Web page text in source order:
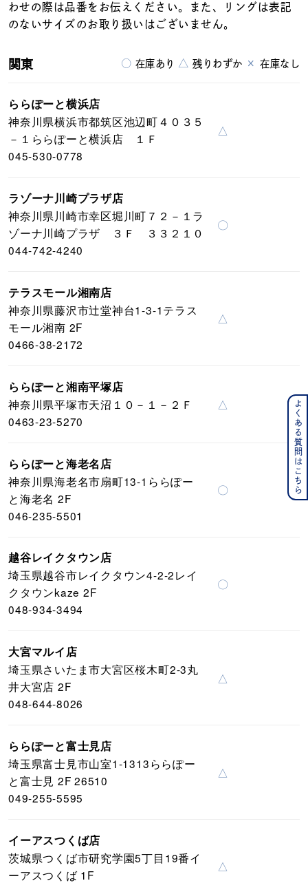
わせの際は品番をお伝えください。また、リングは表記
のないサイズのお取り扱いはございません。
○ 在庫あり △ 残りわずか × 在庫なし
関東
ららぽーと横浜店
神奈川県横浜市都筑区池辺町４０３５
－１ららぽーと横浜店 １Ｆ
045-530-0778
△
ラゾーナ川崎プラザ店
神奈川県川崎市幸区堀川町７２－１ラ
ゾーナ川崎プラザ ３Ｆ ３３２１０
044-742-4240
〇
テラスモール湘南店
神奈川県藤沢市辻堂神台1-3-1テラス
モール湘南 2F
0466-38-2172
△
ららぽーと湘南平塚店
神奈川県平塚市天沼１０－１－２Ｆ
0463-23-5270
△
ららぽーと海老名店
神奈川県海老名市扇町13-1ららぽー
と海老名 2F
046-235-5501
〇
越谷レイクタウン店
埼玉県越谷市レイクタウン4-2-2レイ
クタウンkaze 2F
048-934-3494
〇
大宮マルイ店
埼玉県さいたま市大宮区桜木町2-3丸
井大宮店 2F
048-644-8026
△
ららぽーと富士見店
埼玉県富士見市山室1-1313ららぽー
と富士見 2F 26510
049-255-5595
△
イーアスつくば店
茨城県つくば市研究学園5丁目19番イ
ーアスつくば 1F
△
よくある質問はこちら